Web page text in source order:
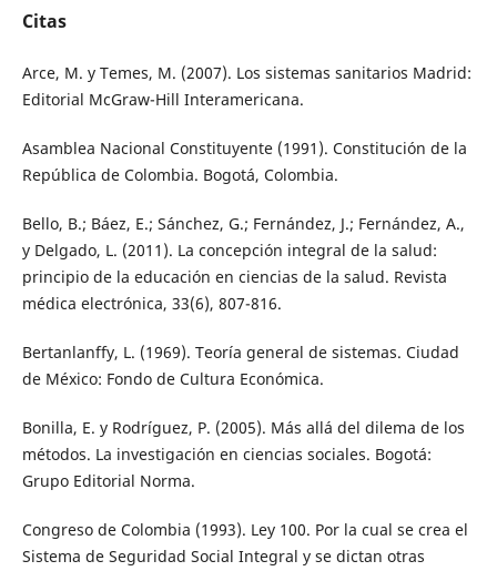
Citas
Arce, M. y Temes, M. (2007). Los sistemas sanitarios Madrid:
Editorial McGraw-Hill Interamericana.
Asamblea Nacional Constituyente (1991). Constitución de la
República de Colombia. Bogotá, Colombia.
Bello, B.; Báez, E.; Sánchez, G.; Fernández, J.; Fernández, A.,
y Delgado, L. (2011). La concepción integral de la salud:
principio de la educación en ciencias de la salud. Revista
médica electrónica, 33(6), 807-816.
Bertanlanffy, L. (1969). Teoría general de sistemas. Ciudad
de México: Fondo de Cultura Económica.
Bonilla, E. y Rodríguez, P. (2005). Más allá del dilema de los
métodos. La investigación en ciencias sociales. Bogotá:
Grupo Editorial Norma.
Congreso de Colombia (1993). Ley 100. Por la cual se crea el
Sistema de Seguridad Social Integral y se dictan otras